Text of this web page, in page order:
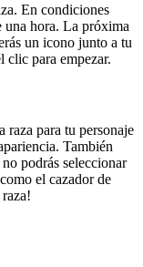
En condiciones
una hora. La próxima
un icono junto a tu
clic para empezar.
raza para tu personaje
También
podrás seleccionar
el cazador de